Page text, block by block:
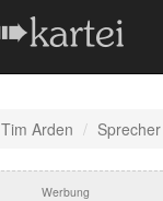
Tim Arden Sprecher
Werbung